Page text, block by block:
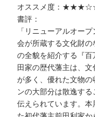
オススメ度：
書評：
「リニューアルオー
会が所蔵する文化財
の全貌を紹介する『
田家の歴代藩主は、
が多く、優れた文物
ンの大部分は散逸す
伝えられています。